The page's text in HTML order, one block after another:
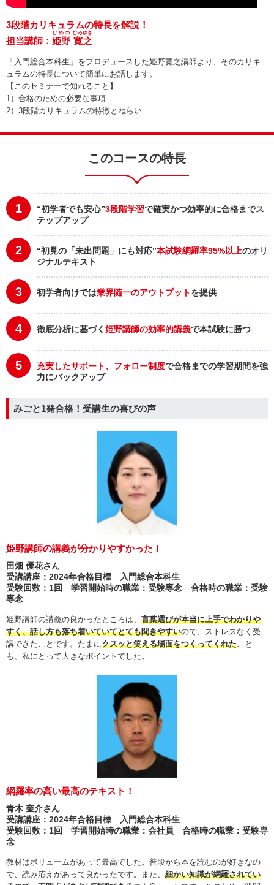
3段階カリキュラムの特長を解説！
担当講師： 姫野
ひめの
寛之
ひろゆき
「入門総合本科生」をプロデュースした姫野寛之講師より、そのカリキ
ュラムの特長について簡単にお話します。
【このセミナーで知れること】
1）合格のための必要な事項
2）3段階カリキュラムの特徴とねらい
このコースの特長
1 “初学者でも安心”3段階学習で確実かつ効率的に合格までス
テップアップ
2 “初見の「未出問題」にも対応”本試験網羅率95%以上のオリ
ジナルテキスト
3 初学者向けでは業界随一のアウトプットを提供
4 徹底分析に基づく 姫野講師の効率的講義で本試験に勝つ
5 充実したサポート、フォロー制度で合格までの学習期間を強
力にバックアップ
みごと1発合格！受講生の喜びの声
姫野講師の講義が分かりやすかった！
田畑 優花さん
受講講座：2024年合格目標 入門総合本科生
受験回数：1回 学習開始時の職業：受験専念 合格時の職業：受験
専念
姫野講師の講義の良かったところは、 言葉選びが本当に上手でわかりや
すく、話し方も落ち着いていてとても聞きやすいので、ストレスなく受
講できたことです。たまにクスッと笑える場面をつくってくれたこと
も、私にとって大きなポイントでした。
網羅率の高い最高のテキスト！
青木 奎介さん
受講講座：2024年合格目標 入門総合本科生
受験回数：1回 学習開始時の職業：会社員 合格時の職業：受験専
念
教材はボリュームがあって最高でした。普段から本を読むのが好きなの
で、読み応えがあって良かったです。また、 細かい知識が網羅されてい